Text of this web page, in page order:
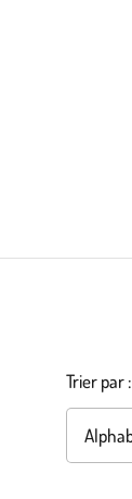
Trier par :